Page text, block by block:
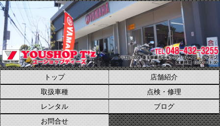
トップ
店舗紹介
取扱車種
点検・修理
レンタル
ブログ
お問合せ